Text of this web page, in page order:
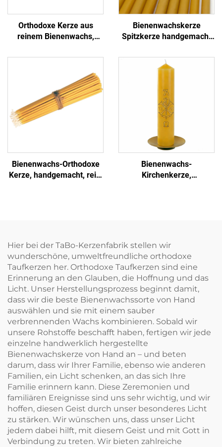
Orthodoxe Kerze aus
reinem Bienenwachs,
Gebet, Anbetung, Altar-
Bienenwachskerze
Spitzkerze handgemacht
Tafeldekoration, Hochzeit,
Zentrumstück
Bienenwachs-Orthodoxe
Kerze, handgemacht, rein,
Bienenwachs-
Kirchenkerze,
Hier bei der TaBo-Kerzenfabrik stellen wir
wunderschöne, umweltfreundliche orthodoxe
Taufkerzen her. Orthodoxe Taufkerzen sind eine
Erinnerung an den Glauben, die Hoffnung und das
Licht. Unser Herstellungsprozess beginnt damit,
dass wir die beste Bienenwachssorte von Hand
auswählen und sie mit einem sauber
verbrennenden Wachs kombinieren. Sobald wir
unsere Rohstoffe beschafft haben, fertigen wir jede
einzelne handwerklich hergestellte
Bienenwachskerze von Hand an – und beten
darum, dass wir Ihrer Familie, ebenso wie anderen
Familien, ein Licht schenken, an das sich Ihre
Familie erinnern kann. Diese Zeremonien und
familiären Ereignisse sind uns sehr wichtig, und wir
hoffen, diesen Geist durch unser besonderes Licht
zu stärken. Wir wünschen uns, dass unser Licht
jedem dabei hilft, mit diesem Geist und mit Gott in
Verbindung zu treten. Wir bieten zahlreiche